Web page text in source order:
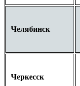
Челябинск
Черкесск